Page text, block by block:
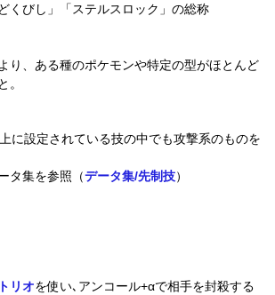
くびし」「ステルスロック」の総称
り、ある種のポケモンや特定の型がほとんど
。
に設定されている技の中でも攻撃系のものを
タ集を参照（データ集/先制技）
リオを使い､アンコール+αで相手を封殺する